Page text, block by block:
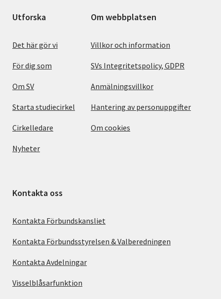
Utforska
Det här gör vi
För dig som
Om SV
Starta studiecirkel
Cirkelledare
Nyheter
Om webbplatsen
Villkor och information
SVs Integritetspolicy, GDPR
Anmälningsvillkor
Hantering av personuppgifter
Om cookies
Kontakta oss
Kontakta Förbundskansliet
Kontakta Förbundsstyrelsen & Valberedningen
Kontakta Avdelningar
Visselblåsarfunktion